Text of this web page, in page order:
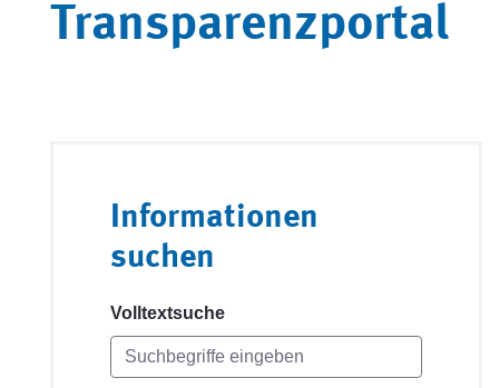
Transparenzportal
Informationen
suchen
Volltextsuche